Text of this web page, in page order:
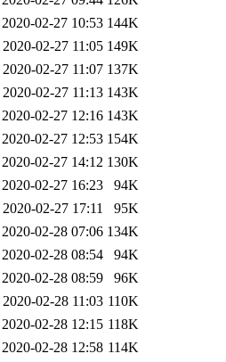
2020-02-27 10:53 144K
2020-02-27 11:05 149K
2020-02-27 11:07 137K
2020-02-27 11:13 143K
2020-02-27 12:16 143K
2020-02-27 12:53 154K
2020-02-27 14:12 130K
2020-02-27 16:23
94K
2020-02-27 17:11
95K
2020-02-28 07:06 134K
2020-02-28 08:54
94K
2020-02-28 08:59
96K
2020-02-28 11:03 110K
2020-02-28 12:15 118K
2020-02-28 12:58 114K